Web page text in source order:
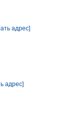
адрес]
адрес]